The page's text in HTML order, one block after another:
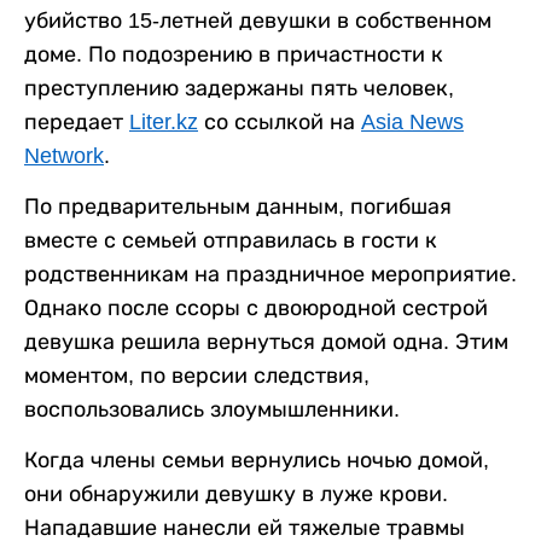
убийство 15-летней девушки в собственном
доме. По подозрению в причастности к
преступлению задержаны пять человек,
передает Liter.kz со ссылкой на Asia News
Network.
По предварительным данным, погибшая
вместе с семьей отправилась в гости к
родственникам на праздничное мероприятие.
Однако после ссоры с двоюродной сестрой
девушка решила вернуться домой одна. Этим
моментом, по версии следствия,
воспользовались злоумышленники.
Когда члены семьи вернулись ночью домой,
они обнаружили девушку в луже крови.
Нападавшие нанесли ей тяжелые травмы